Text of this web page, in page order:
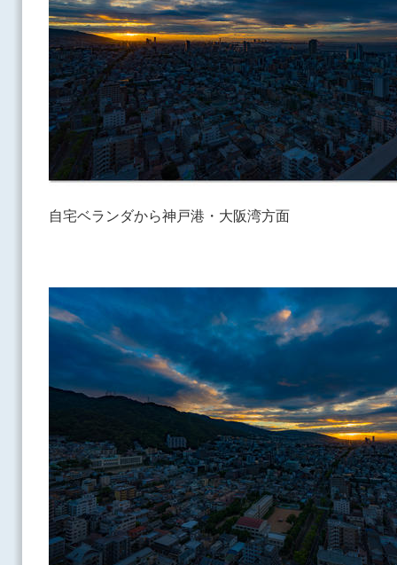
自宅ベランダから神戸港・大阪湾方面